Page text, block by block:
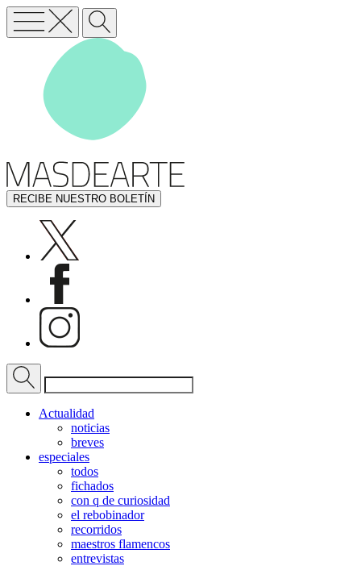
RECIBE NUESTRO BOLETÍN
Actualidad
noticias
breves
especiales
todos
fichados
con q de curiosidad
el rebobinador
recorridos
maestros flamencos
entrevistas